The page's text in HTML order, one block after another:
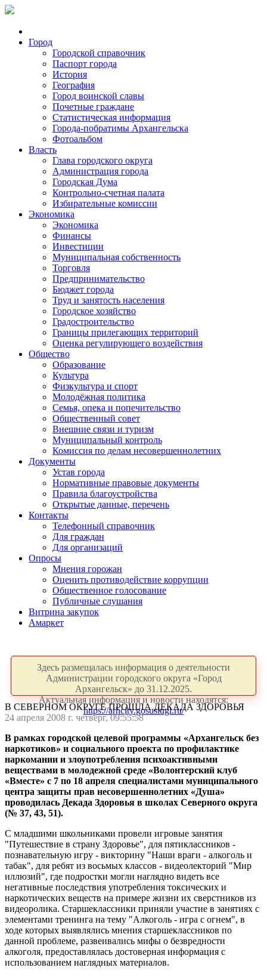
Город
Городской справочник
Паспорт города
История
География
Город воинской славы
Почетные граждане
Статистическая информация
Города-побратимы Архангельска
Фотоальбом
Власть
Глава городского округа
Администрация города
Городская Дума
Контрольно-счетная палата
Избирательные комиссии
Экономика
Экономика
Финансы
Инвестиции
Муниципальная собственность
Торговля
Предпринимательство
Бюджет города
Труд и занятость населения
Городское хозяйство
Градостроительство
Границы прилегающих территорий
Оценка регулирующего воздействия
Общество
Образование
Культура
Физкультура и спорт
Молодёжная политика
Семья, опека и попечительство
Общественный совет
Внешние связи и туризм
Муниципальный контроль
Комиссия по делам несовершеннолетних
Документы
Устав города
Нормативные правовые документы
Правила благоустройства
Открытые данные, перечень
Контакты
Телефонный справочник
Для граждан
Для организаций
Опросы
Мнения горожан
Оценить противодействие коррупции
Общественное голосование
Публичные слушания
Витрина закупок
Амаркет
Здесь размещалась информация о деятельности
Администрации городского округа «Город
Архангельск» до 31.12.2025.
Актуальная информация и новости находятся:
https://arhcity.gosuslugi.ru/
В СЕВЕРНОМ ОКРУГЕ ПРОШЛА ДЕКАДА ЗДОРОВЬЯ
24 апреля 2008 г. четверг, 09:55:58
В рамках городской целевой программы «Архангельск без
наркотиков» и социального проекта по профилактике
наркомании и злоупотребления психоактивными
веществами в молодежной среде «Волонтерский клуб
«Вместе» с 7 по 18 апреля специалистами муниципального
центра защиты прав несовершеннолетних «Душа»
проводилась Декада Здоровья в школах Северного округа
(№ 37, 43, 51).
С младшими школьниками провели игровые занятия
"Путешествие в страну Здоровье", для пятиклассников -
познавательную игру - викторину "Наши враги - алкоголь и
табак", для ребят из восьмых классов - видеолекторий "Мир
иллюзий", где подростки могли наглядно видеть все
негативные последствия употребления токсических и
наркотических веществ на примере жизни их сверстников из
видеоролика. Старшеклассники приняли участие в занятиях с
элементами тренинга на тему "Алкоголь - игра с огнем", в
ходе которых выявлялись мнения старшеклассников по
данной проблеме, развеивались мифы о безвредности
алкоголя, предоставлялась достоверная информация с
использованием наглядных материалов.